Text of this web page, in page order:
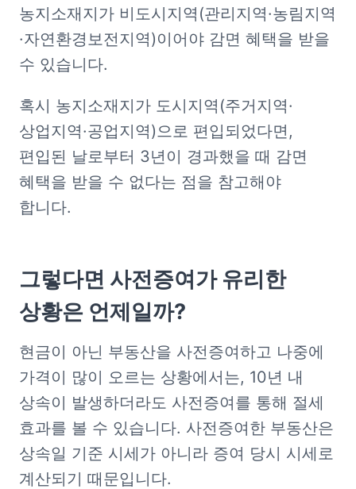
농지소재지가 비도시지역(관리지역·농림지역
·자연환경보전지역)이어야 감면 혜택을 받을
수 있습니다.
혹시 농지소재지가 도시지역(주거지역·
상업지역·공업지역)으로 편입되었다면,
편입된 날로부터 3년이 경과했을 때 감면
혜택을 받을 수 없다는 점을 참고해야
합니다.
그렇다면 사전증여가 유리한
상황은 언제일까?
현금이 아닌 부동산을 사전증여하고 나중에
가격이 많이 오르는 상황에서는, 10년 내
상속이 발생하더라도 사전증여를 통해 절세
효과를 볼 수 있습니다. 사전증여한 부동산은
상속일 기준 시세가 아니라 증여 당시 시세로
계산되기 때문입니다.